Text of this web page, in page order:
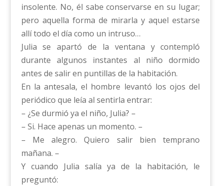
insolente. No, él sabe conservarse en su lugar;
pero aquella forma de mirarla y aquel estarse
allí todo el día como un intruso…
Julia se apartó de la ventana y contempló
durante algunos instantes al niño dormido
antes de salir en puntillas de la habitación.
En la antesala, el hombre levantó los ojos del
periódico que leía al sentirla entrar:
– ¿Se durmió ya el niño, Julia? –
– Si. Hace apenas un momento. –
– Me alegro. Quiero salir bien temprano
mañana. –
Y cuando Julia salía ya de la habitación, le
preguntó: